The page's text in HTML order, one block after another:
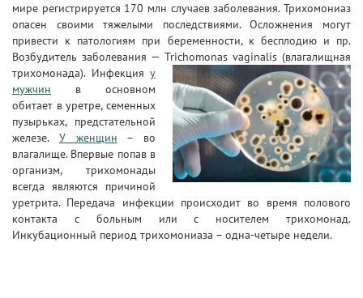
мире регистрируется 170 млн случаев заболевания. Трихомониаз
опасен своими тяжелыми последствиями. Осложнения могут
привести к патологиям при беременности, к бесплодию и пр.
Возбудитель заболевания — Trichomonas vaginalis (влагалищная
трихомонада). Инфекция у
мужчин в основном
обитает в уретре, семенных
пузырьках, предстательной
железе. У женщин – во
влагалище. Впервые попав в
организм, трихомонады
всегда являются причиной
уретрита. Передача инфекции происходит во время полового
контакта с больным или с носителем трихомонад.
Инкубационный период трихомониаза – одна-четыре недели.